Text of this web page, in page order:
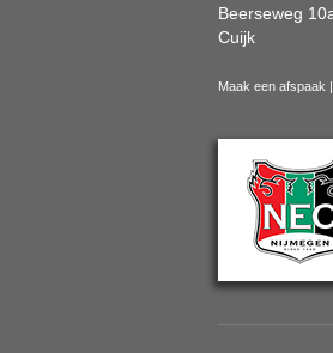
Beerseweg
Cuijk
Maak een afspaak |